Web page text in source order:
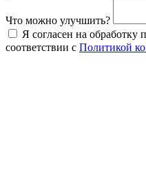
Что можно улучшить?
Я согласен на обработку
соответствии с Политикой